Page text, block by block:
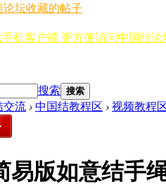
论坛收藏的帖子
机客户端 更方便访问中国结论
搜索 搜索
交流 › 中国结教程区 › 视频教程
易版如意结手